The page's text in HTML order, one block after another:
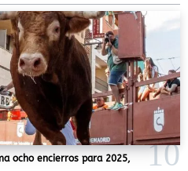
ocho encierros para 2025,